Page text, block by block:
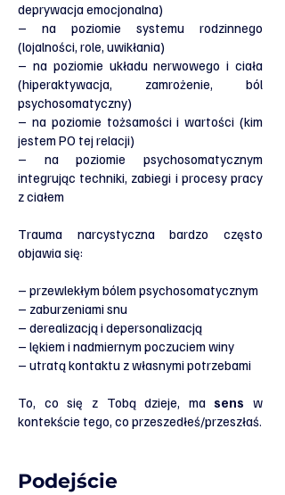
deprywacja emocjonalna)
– na poziomie systemu rodzinnego
(lojalności, role, uwikłania)
– na poziomie układu nerwowego i ciała
(hiperaktywacja, zamrożenie, ból
psychosomatyczny)
– na poziomie tożsamości i wartości (kim
jestem PO tej relacji)
– na poziomie psychosomatycznym
integrując techniki, zabiegi i procesy pracy
z ciałem
Trauma narcystyczna bardzo często
objawia się:
– przewlekłym bólem psychosomatycznym
– zaburzeniami snu
– derealizacją i depersonalizacją
– lękiem i nadmiernym poczuciem winy
– utratą kontaktu z własnymi potrzebami
To, co się z Tobą dzieje, masens w
kontekście tego, co przeszedłeś/przeszłaś.
Podejście